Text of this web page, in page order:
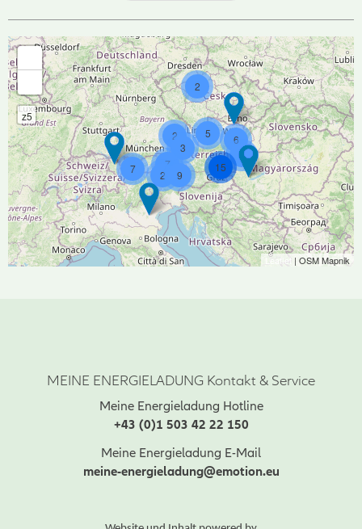
2
7
6
5
6
15
2
3
2
7
9
z5
Leaflet | OSM Mapnik
MEINE ENERGIELADUNG Kontakt & Service
Meine Energieladung Hotline
+43 (0)1 503 42 22 150
Meine Energieladung E-Mail
meine-energieladung@emotion.eu